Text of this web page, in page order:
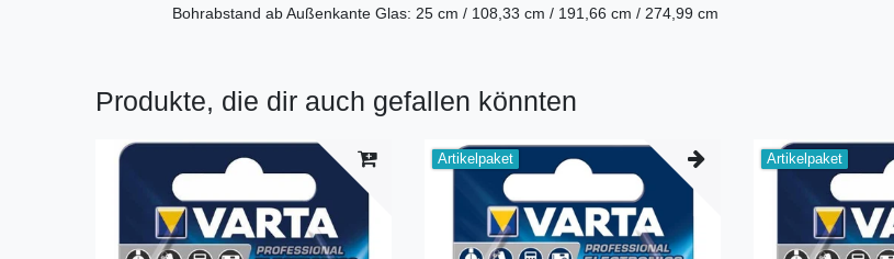
Bohrabstand ab Außenkante Glas: 25 cm / 108,33 cm / 191,66 cm / 274,99 cm
Produkte, die dir auch gefallen könnten
Artikelpaket Artikelpaket